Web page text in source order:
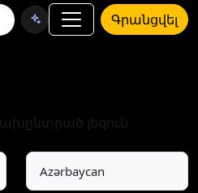
Գրանցվել
լեզուն
Azərbaycan